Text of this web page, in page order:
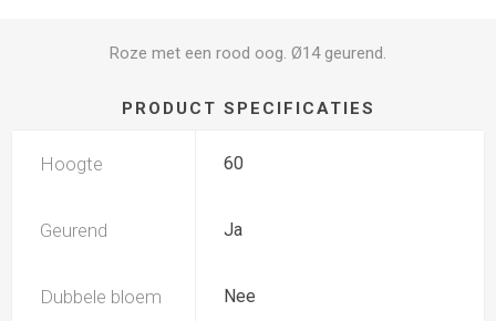
Roze met een rood oog. Ø14 geurend.
PRODUCT SPECIFICATIES
Hoogte 60
Geurend Ja
Dubbele bloem Nee